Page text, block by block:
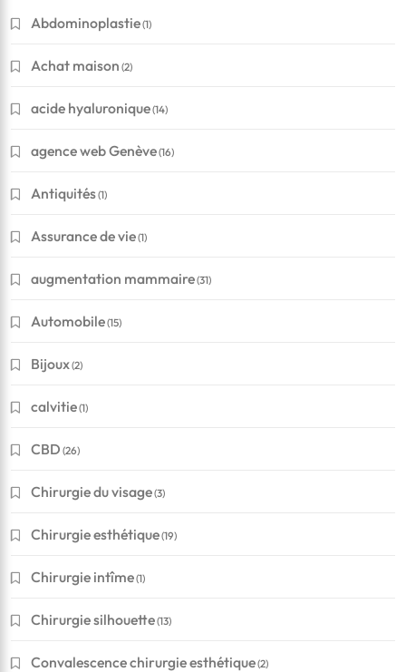
Abdominoplastie(1)
Achat maison (2)
acide hyaluronique(14)
agence web Genève(16)
Antiquités(1)
Assurance de vie(1)
augmentation mammaire(31)
Automobile(15)
Bijoux(2)
calvitie(1)
CBD (26)
Chirurgie du visage(3)
Chirurgie esthétique(19)
Chirurgie intîme(1)
Chirurgie silhouette(13)
Convalescence chirurgie esthétique(2)